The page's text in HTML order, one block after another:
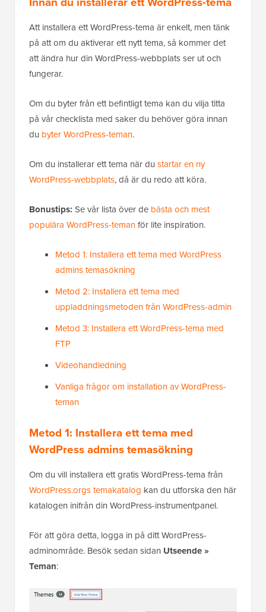
Att installera ett WordPress-tema är enkelt, men tänk
på att om du aktiverar ett nytt tema, så kommer det
att ändra hur din WordPress-webbplats ser ut och
fungerar.
Om du byter från ett befintligt tema kan du vilja titta
på vår checklista med saker du behöver göra innan
du byter WordPress-teman.
Om du installerar ett tema när du startar en ny
WordPress-webbplats, då är du redo att köra.
Bonustips: Se vår lista över de bästa och mest
populära WordPress-temanför lite inspiration.
Metod 1: Installera ett tema med WordPress
admins temasökning
Metod 2: Installera ett tema med
uppladdningsmetoden från WordPress-admin
Metod 3: Installera ett WordPress-tema med
FTP
Videohandledning
Vanliga frågor om installation av WordPress-
teman
Metod 1: Installera ett tema med
WordPress admins temasökning
Om du vill installera ett gratis WordPress-tema från
WordPress.orgs temakatalog kan du utforska den här
katalogen inifrån din WordPress-instrumentpanel.
För att göra detta, logga in på ditt WordPress-
adminområde. Besök sedan sidan Utseende »
Teman: